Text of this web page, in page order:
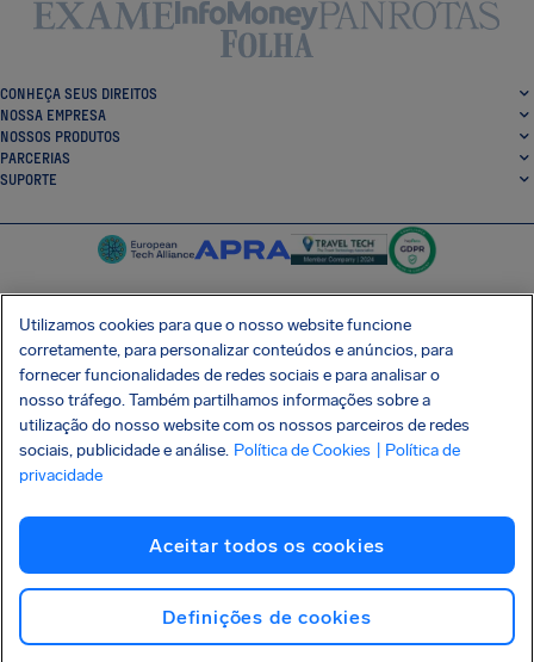
CONHEÇA SEUS DIREITOS
NOSSA EMPRESA
NOSSOS PRODUTOS
PARCERIAS
SUPORTE
SocialFacebook
SocialTwitter
SocialInstagram
SocialLinkedin
BAIXE GRÁTIS NOSSO APP
Política de Privacidade
Imprint
Ataque à cadeia de suprimentos Shai-Hulud
Copyright © 2026 AirHelp
Utilizamos cookies para que o nosso website funcione
corretamente, para personalizar conteúdos e anúncios, para
fornecer funcionalidades de redes sociais e para analisar o
nosso tráfego. Também partilhamos informações sobre a
utilização do nosso website com os nossos parceiros de redes
sociais, publicidade e análise. Política de Cookies
| Política de
privacidade
Aceitar todos os cookies
Definições de cookies